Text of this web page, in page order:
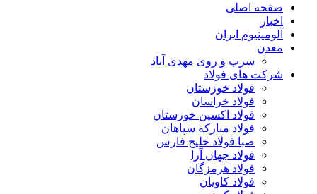
صفحه اصلی
اخبار
آلومینیوم ایران
معدن
سرب و روی مهدی آباد
شرکت های فولاد
فولاد خوزستان
فولاد خراسان
فولاد اکسین خوزستان
فولاد مبارکه سپاهان
صبا فولاد خلیج فارس
فولاد جهان آرا
فولاد هرمزگان
فولاد کاویان